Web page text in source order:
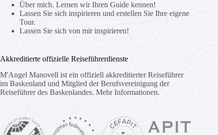
Über mich. Lernen wir Ihren Guide kennen!
Lassen Sie sich inspirieren und erstellen Sie Ihre eigene
Tour.
Lassen Sie sich von mir inspirieren!
Akkreditierte offizielle Reiseführerdienste
M'Angel Manovell ist ein offiziell akkreditierter Reiseführer
im Baskenland und Mitglied der Berufsvereinigung der
Reiseführer des Baskenlandes. Mehr Informationen.